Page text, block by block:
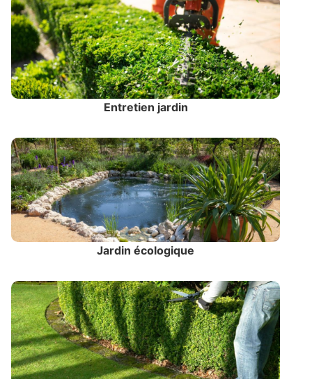
Entretien jardin
Jardin écologique